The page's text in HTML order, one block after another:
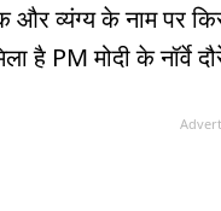
व्यंग्य के नाम पर
है PM मोदी के नॉर्वे